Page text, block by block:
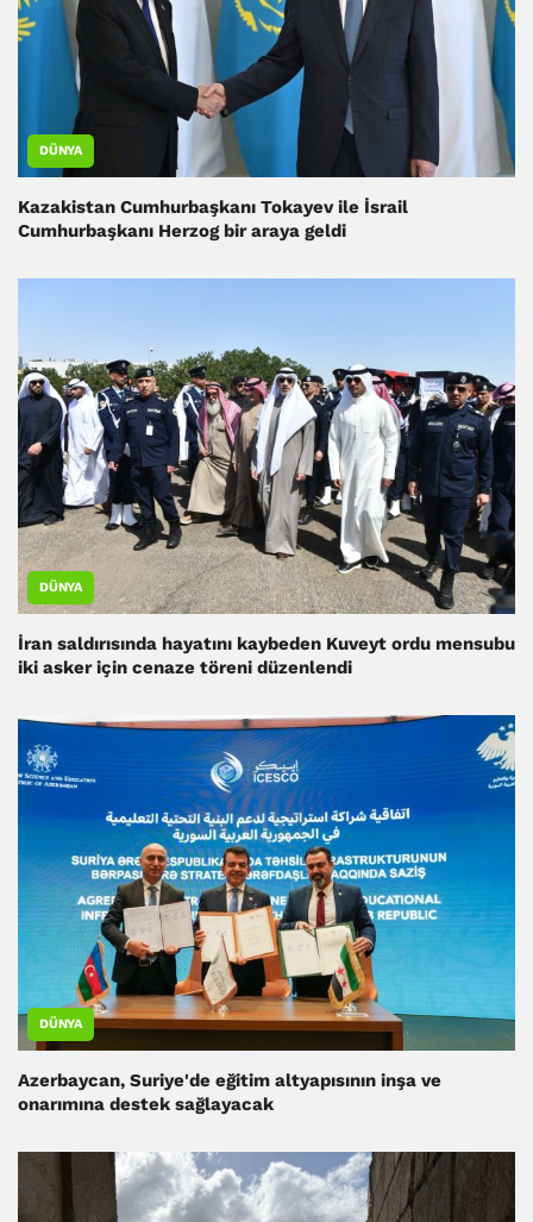
DÜNYA
Kazakistan Cumhurbaşkanı Tokayev ile İsrail
Cumhurbaşkanı Herzog bir araya geldi
DÜNYA
İran saldırısında hayatını kaybeden Kuveyt ordu mensubu
iki asker için cenaze töreni düzenlendi
DÜNYA
Azerbaycan, Suriye'de eğitim altyapısının inşa ve
onarımına destek sağlayacak